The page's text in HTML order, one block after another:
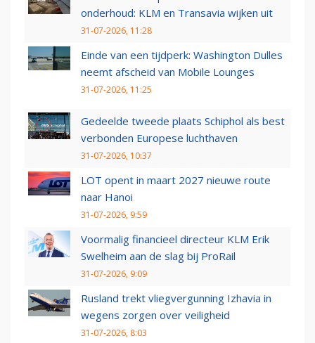
onderhoud: KLM en Transavia wijken uit
31-07-2026, 11:28
Einde van een tijdperk: Washington Dulles
neemt afscheid van Mobile Lounges
31-07-2026, 11:25
Gedeelde tweede plaats Schiphol als best
verbonden Europese luchthaven
31-07-2026, 10:37
LOT opent in maart 2027 nieuwe route
naar Hanoi
31-07-2026, 9:59
Voormalig financieel directeur KLM Erik
Swelheim aan de slag bij ProRail
31-07-2026, 9:09
Rusland trekt vliegvergunning Izhavia in
wegens zorgen over veiligheid
31-07-2026, 8:03